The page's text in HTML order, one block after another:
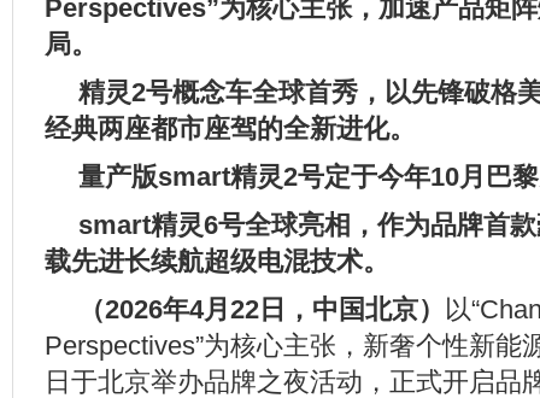
Perspectives”为核心主张，加速产品矩
局。
精灵2号概念车全球首秀，以先锋破格
经典两座都市座驾的全新进化。
量产版smart精灵2号定于今年10月巴
smart精灵6号全球亮相，作为品牌首
载先进长续航超级电混技术。
（2026年4月 22 日，中国北京） 以
Perspectives”为核心主张，新奢个性新能
日于北京举办品牌之夜活动，正式开启品